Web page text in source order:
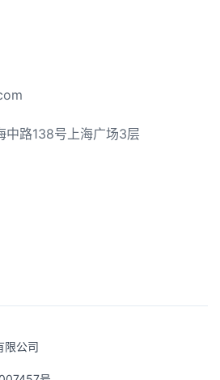
中路138号上海广场3层
限公司